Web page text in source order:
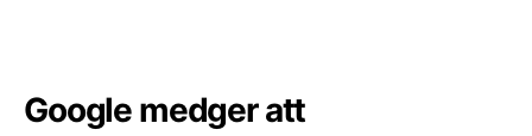
Google medger att